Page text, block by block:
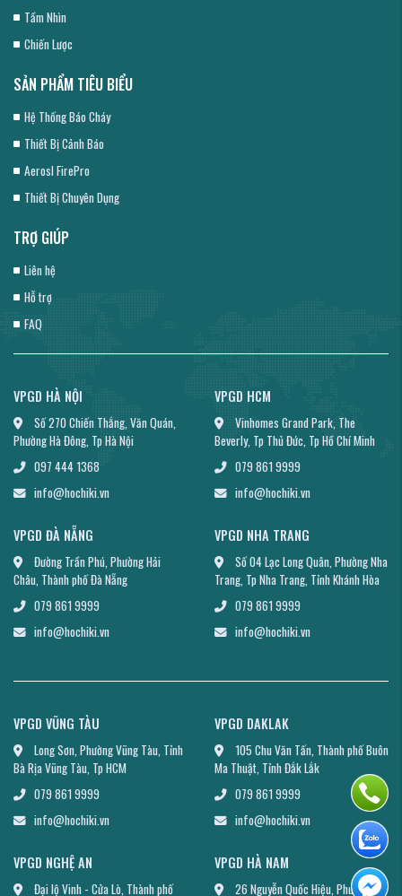
Tầm Nhìn
Chiến Lược
SẢN PHẨM TIÊU BIỂU
Hệ Thống Báo Cháy
Thiết Bị Cảnh Báo
Aerosl FirePro
Thiết Bị Chuyên Dụng
TRỢ GIÚP
Liên hệ
Hỗ trợ
FAQ
VPGD HÀ NỘI
Số 270 Chiến Thắng, Văn Quán,
Phường Hà Đông, Tp Hà Nội
097 444 1368
info@hochiki.vn
VPGD HCM
Vinhomes Grand Park, The
Beverly, Tp Thủ Đức, Tp Hồ Chí Minh
079 861 9999
info@hochiki.vn
VPGD ĐÀ NẴNG
Đường Trần Phú, Phường Hải
Châu, Thành phố Đà Nẵng
079 861 9999
info@hochiki.vn
VPGD NHA TRANG
Số 04 Lạc Long Quân, Phường Nha
Trang, Tp Nha Trang, Tỉnh Khánh Hòa
079 861 9999
info@hochiki.vn
VPGD VŨNG TÀU
Long Sơn, Phường Vũng Tàu, Tỉnh
Bà Rịa Vũng Tàu, Tp HCM
079 861 9999
info@hochiki.vn
VPGD DAKLAK
105 Chu Văn Tấn, Thành phố Buôn
Ma Thuật, Tỉnh Đắk Lắk
079 861 9999
info@hochiki.vn
VPGD NGHỆ AN
Đại lộ Vinh - Cửa Lò, Thành phố
VPGD HÀ NAM
26 Nguyễn Quốc Hiệu, Phường